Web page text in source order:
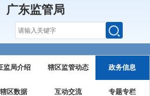
广东监管局
监局介绍 辖区监管动态 政务信息
辖区数据 互动交流 专题专栏